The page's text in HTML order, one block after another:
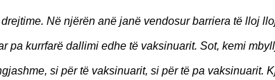
Në njërën anë janë vendosur barriera të lloj
pa kurrfarë dallimi edhe të vaksinuarit. Sot, kemi
si për të vaksinuarit, si për të pa vaksinuarit.